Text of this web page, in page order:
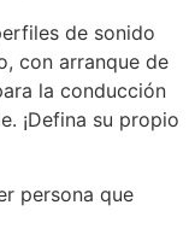
de sonido
con arranque de
la conducción
¡Defina su propio
persona que